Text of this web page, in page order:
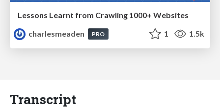
Lessons Learnt from Crawling 1000+ Websites
charlesmeaden
PRO 1 1.5k
Transcript